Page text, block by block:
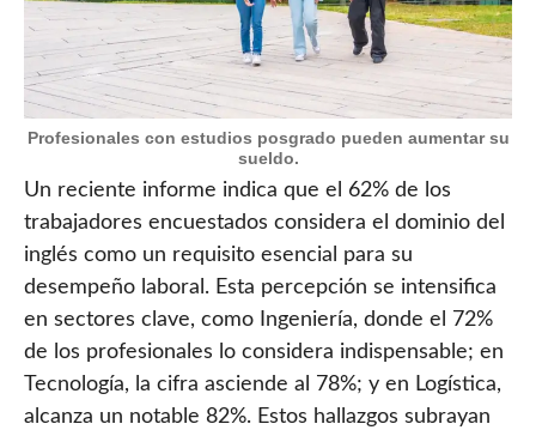
Profesionales con estudios posgrado pueden aumentar su
sueldo.
Un reciente informe indica que el 62% de los
trabajadores encuestados considera el dominio del
inglés como un requisito esencial para su
desempeño laboral. Esta percepción se intensifica
en sectores clave, como Ingeniería, donde el 72%
de los profesionales lo considera indispensable; en
Tecnología, la cifra asciende al 78%; y en Logística,
alcanza un notable 82%. Estos hallazgos subrayan